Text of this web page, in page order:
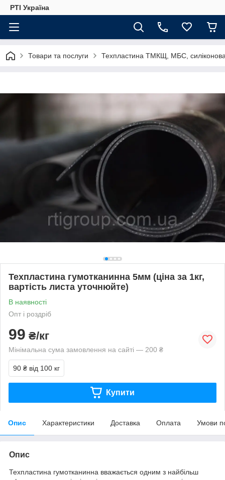
РТІ Україна
Товари та послуги Техпластина ТМКЩ, МБС,
Техпластина гумотканинна 5мм (ціна за 1кг,
вартість листа уточнюйте)
В наявності
Опт і роздріб
99 ₴/кг
Мінімальна сума замовлення на сайті — 200 ₴
90 ₴ від 100 кг
Купити
Опис Характеристики Доставка Оплата Умови
Опис
Техпластина гумотканинна вважається одним з найбільш